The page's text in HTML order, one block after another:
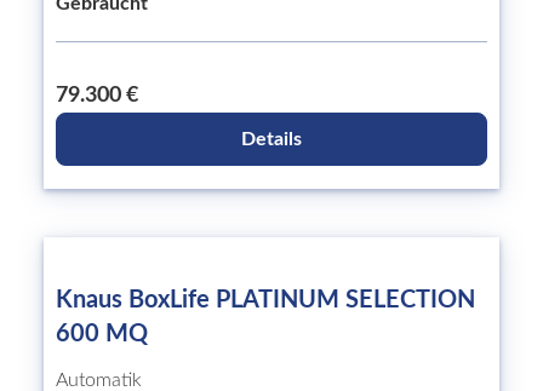
79.300 €
Details
Knaus BoxLife PLATINUM SELECTION
600 MQ
Automatik